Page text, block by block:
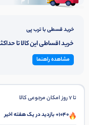
خرید قسطی با ترب پی
خرید اقساطی این کالا تا حداکثر 4
مشاهده راهنما
تا 7 روز امکان مرجوعی کالا
1040+ بازدید در یک هفته اخیر